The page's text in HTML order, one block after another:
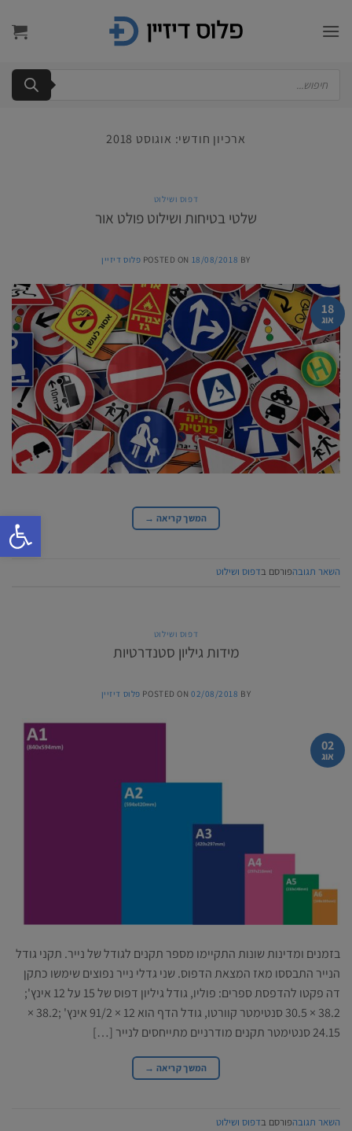
פתח
search
ארכיון חודשי: אוגוסט 2018
דפוס ושילוט
שלטי בטיחות ושילוט פולט אור
POSTED ON 18/08/2018 BY פלוס דיזיין
18
אוג
המשך קריאה →
פורסם בדפוס ושילוט השאר תגובה
דפוס ושילוט
מידות גיליון סטנדרטיות
POSTED ON02/08/2018 BY פלוס דיזיין
02
אוג
בזמנים ומדינות שונות התקיימו מספר תקנים לגודל של נייר. תקני גודל
הנייר התבססו מאז המצאת הדפוס. שני גדלי נייר נפוצים שימשו כתקן
דה פקטו להדפסת ספרים: פוליו, גודל גיליון דפוס של 15 על 12 אינץ';
38.2 × 30.5 סנטימטר קוורטו, גודל הדף הוא 12 × 91/2 אינץ' ;38.2 ×
24.15 סנטימטר תקנים מודרניים מתייחסים לנייר […]
המשך קריאה →
פורסם בדפוס ושילוט השאר תגובה